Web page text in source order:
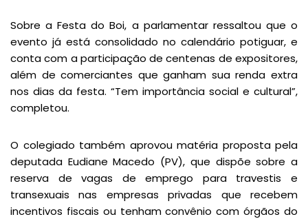
Sobre a Festa do Boi, a parlamentar ressaltou que o
evento já está consolidado no calendário potiguar, e
conta com a participação de centenas de expositores,
além de comerciantes que ganham sua renda extra
nos dias da festa. “Tem importância social e cultural”,
completou.
O colegiado também aprovou matéria proposta pela
deputada Eudiane Macedo (PV), que dispõe sobre a
reserva de vagas de emprego para travestis e
transexuais nas empresas privadas que recebem
incentivos fiscais ou tenham convênio com órgãos do